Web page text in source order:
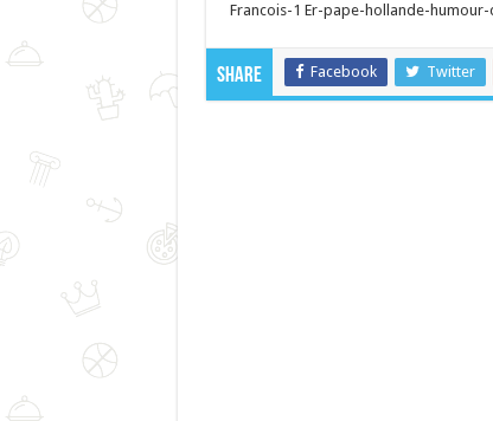
Francois-1 Er-pape-hollande-humour-
Share Facebook Twitter